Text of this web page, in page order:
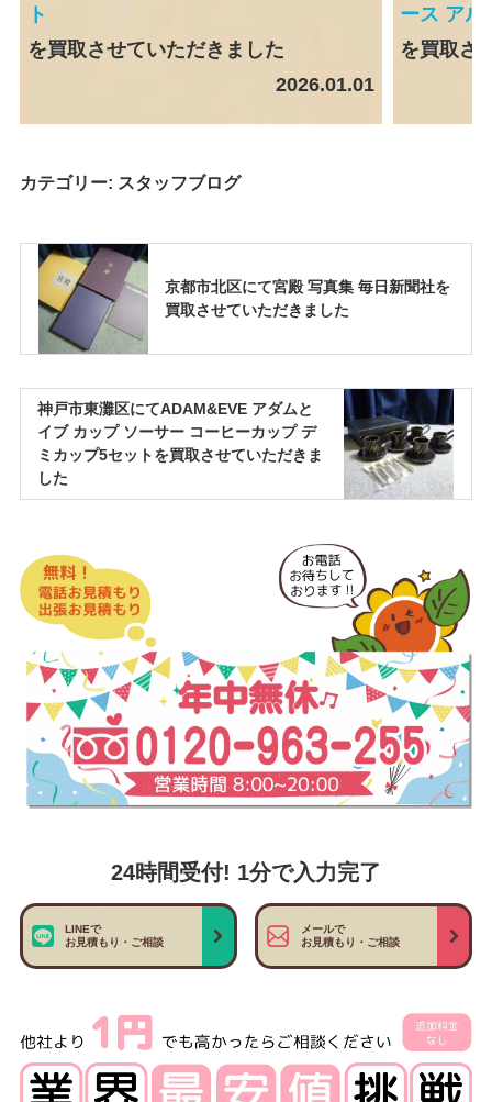
ト
を買取させていただきました
2026.01.01
ース アル
を買取さ
カテゴリー: スタッフブログ
京都市北区にて宮殿 写真集 毎日新聞社を
買取させていただきました
神戸市東灘区にてADAM&EVE アダムと
イブ カップ ソーサー コーヒーカップ デ
ミカップ5セットを買取させていただきま
した
24時間受付! 1分で入力完了
LINEで
お見積もり・ご相談
メールで
お見積もり・ご相談